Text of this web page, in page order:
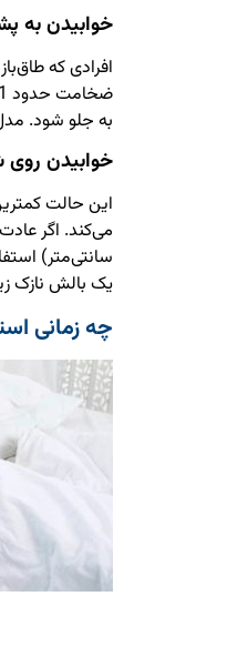
خوابیدن به
افرادی که
به جلو شود.
خوابیدن
این حالت
سانتی‌متر)
یک بالش نازک
چه زمانی